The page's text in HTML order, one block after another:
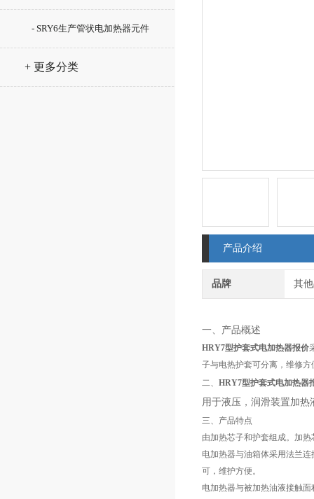
- SRY6生产管状电加热器元件
+ 更多分类
产品介绍
品牌 其
一、产品概述
HRY7型护套式电加热器报价
子与电热护套可分离，维修
二、 HRY7型护套式电加热器
用于液压，润滑装置加
三、产品特点
由加热芯子和护套组成。加
电加热器与油箱体采用法兰
可，维护方便。
电加热器与被加热油液接触